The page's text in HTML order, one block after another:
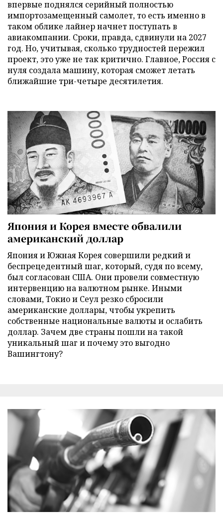
впервые поднялся серийный полностью
импортозамещенный самолет, то есть именно в
таком облике лайнер начнет поступать в
авиакомпании. Сроки, правда, сдвинули на 2027
год. Но, учитывая, сколько трудностей пережил
проект, это уже не так критично. Главное, Россия с
нуля создала машину, которая сможет летать
ближайшие три-четыре десятилетия.
Япония и Корея вместе обвалили
американский доллар
Япония и Южная Корея совершили редкий и
беспрецедентный шаг, который, судя по всему,
был согласован США. Они провели совместную
интервенцию на валютном рынке. Иными
словами, Токио и Сеул резко сбросили
американские доллары, чтобы укрепить
собственные национальные валюты и ослабить
доллар. Зачем две страны пошли на такой
уникальный шаг и почему это выгодно
Вашингтону?